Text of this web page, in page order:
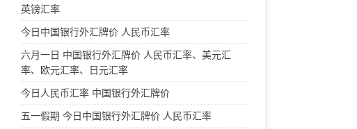
英镑汇率
今日中国银行外汇牌价 人民币汇率
六月一日 中国银行外汇牌价 人民币汇率、美元汇
率、欧元汇率、日元汇率
今日人民币汇率 中国银行外汇牌价
五一假期 今日中国银行外汇牌价 人民币汇率